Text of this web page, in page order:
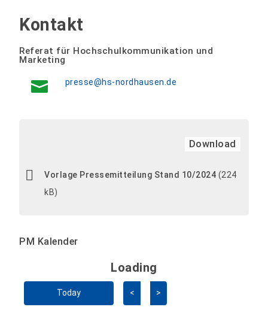
Kontakt
Referat für Hochschulkommunikation und
Marketing
presse@hs-nordhausen.de
Download
Vorlage Pressemitteilung Stand 10/2024 (224
kB)
PM Kalender
Kalender überspringen
Loading - current view is
Loading
Today < >